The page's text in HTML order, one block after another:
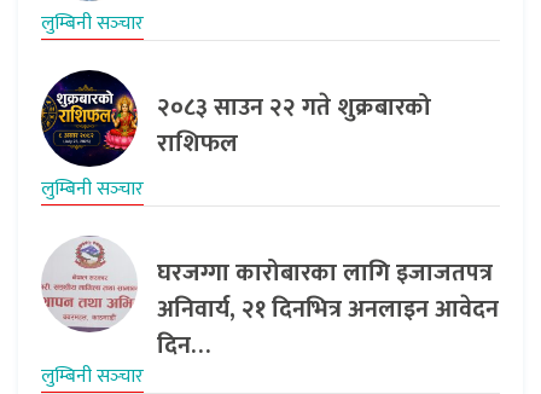
लुम्बिनी सञ्‍चार
२०८३ साउन २२ गते शुक्रबारको
राशिफल
लुम्बिनी सञ्‍चार
घरजग्गा कारोबारका लागि इजाजतपत्र
अनिवार्य, २१ दिनभित्र अनलाइन आवेदन
दिन…
लुम्बिनी सञ्‍चार